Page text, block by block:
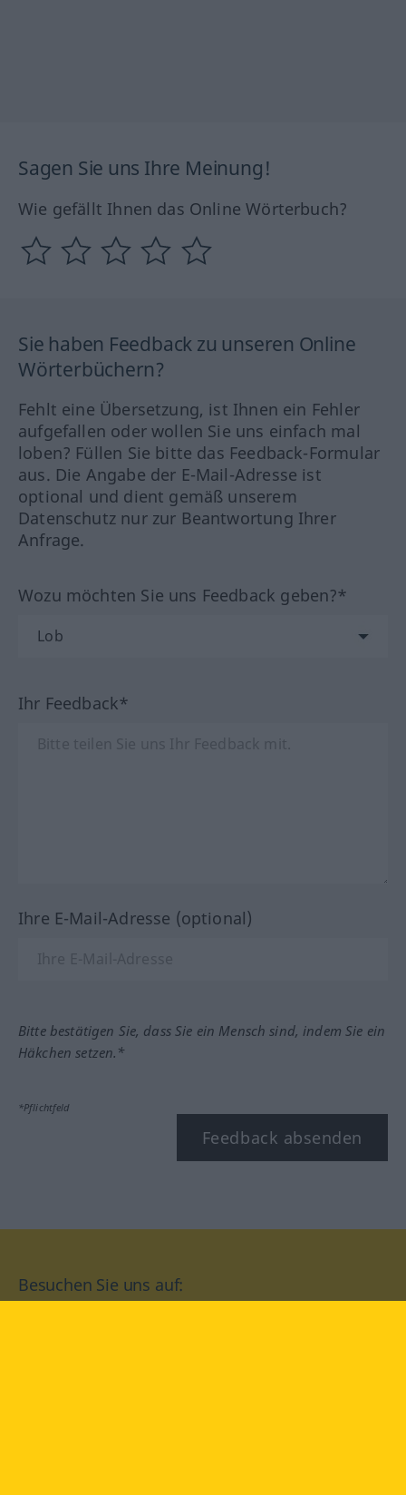
Sagen Sie uns Ihre Meinung!
Wie gefällt Ihnen das Online Wörterbuch?
Sie haben Feedback zu unseren Online
Wörterbüchern?
Fehlt eine Übersetzung, ist Ihnen ein Fehler
aufgefallen oder wollen Sie uns einfach mal
loben? Füllen Sie bitte das Feedback-Formular
aus. Die Angabe der E-Mail-Adresse ist
optional und dient gemäß unserem
Datenschutz nur zur Beantwortung Ihrer
Anfrage.
Wozu möchten Sie uns Feedback geben?*
Ihr Feedback*
Ihre E-Mail-Adresse (optional)
Bitte bestätigen Sie, dass Sie ein Mensch sind, indem Sie ein
Häkchen setzen.*
*Pflichtfeld
Feedback absenden
Besuchen Sie uns auf: